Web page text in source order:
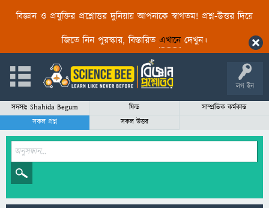
বিজ্ঞান ও প্রযুক্তির প্রশ্নোত্তর দুনিয়ায় আপনাকে স্বাগতম! প্রশ্ন-উত্তর দিয়ে
জিতে নিন পুরস্কার, বিস্তারিত এখানেদেখুন।
লগ ইন
সদস্যঃ Shahida Begum ফিড
সাম্প্রতিক কর্মকান্ড
সকল প্রশ্ন
সকল উত্তর